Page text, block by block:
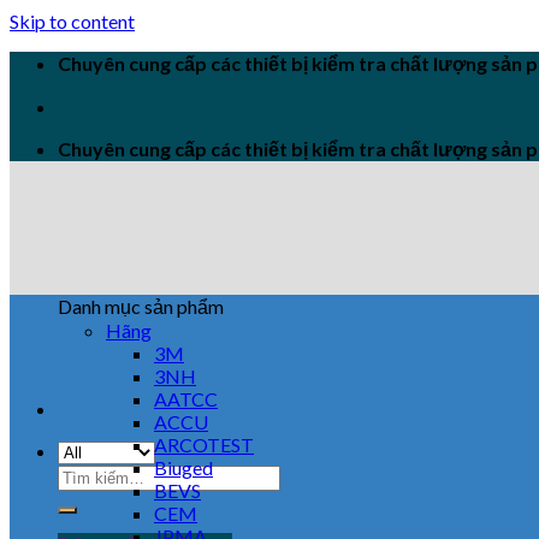
Skip to content
Chuyên cung cấp các thiết bị kiểm tra chất lượng sản
Chuyên cung cấp các thiết bị kiểm tra chất lượng sản
Danh mục sản phẩm
Hãng
3M
3NH
AATCC
ACCU
ARCOTEST
Biuged
BEVS
CEM